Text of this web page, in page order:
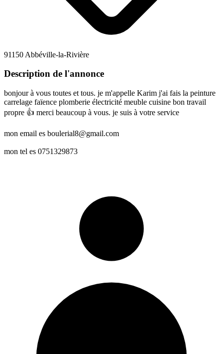
91150 Abbéville-la-Rivière
Description de l'annonce
bonjour à vous toutes et tous. je m'appelle Karim j'ai fais la peinture
carrelage faïence plomberie électricité meuble cuisine bon travail
propre 👍 merci beaucoup à vous. je suis à votre service
mon email es boulerial8@gmail.com
mon tel es 0751329873